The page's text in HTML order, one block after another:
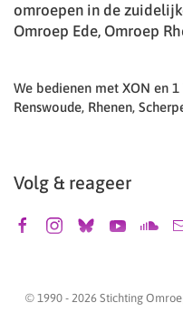
omroepen in de
Omroep Ede, Omroep
We bedienen met XON en 1
Renswoude, Rhenen,
Volg & reageer
© 1990 - 2026 Stichting